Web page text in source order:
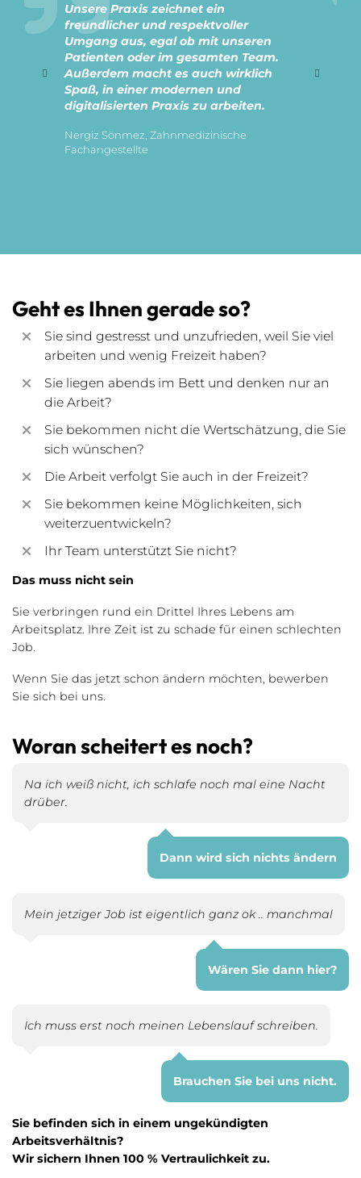
Unsere Praxis zeichnet ein
freundlicher und respektvoller
Umgang aus, egal ob mit unseren
Patienten oder im gesamten Team.
Außerdem macht es auch wirklich
Spaß, in einer modernen und
digitalisierten Praxis zu arbeiten.
Nergiz Sönmez, Zahnmedizinische
Fachangestellte
Geht es Ihnen gerade so?
Sie sind gestresst und unzufrieden, weil Sie viel
arbeiten und wenig Freizeit haben?
Sie liegen abends im Bett und denken nur an
die Arbeit?
Sie bekommen nicht die Wertschätzung, die Sie
sich wünschen?
Die Arbeit verfolgt Sie auch in der Freizeit?
Sie bekommen keine Möglichkeiten, sich
weiterzuentwickeln?
Ihr Team unterstützt Sie nicht?
Das muss nicht sein
Sie verbringen rund ein Drittel Ihres Lebens am
Arbeitsplatz. Ihre Zeit ist zu schade für einen schlechten
Job.
Wenn Sie das jetzt schon ändern möchten, bewerben
Sie sich bei uns.
Woran scheitert es noch?
Na ich weiß nicht, ich schlafe noch mal eine Nacht
drüber.
Dann wird sich nichts ändern
Mein jetziger Job ist eigentlich ganz ok .. manchmal
Wären Sie dann hier?
Ich muss erst noch meinen Lebenslauf schreiben.
Brauchen Sie bei uns nicht.
Sie befinden sich in einem ungekündigten
Arbeitsverhältnis?
Wir sichern Ihnen 100 % Vertraulichkeit zu.